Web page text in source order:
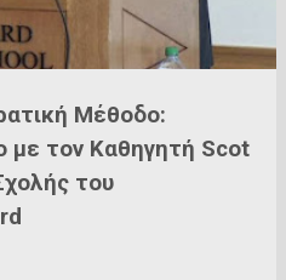
Μέθοδο:
με τον Καθηγητή Scot
του